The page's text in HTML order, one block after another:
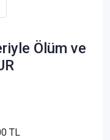
Ölüm ve
TL